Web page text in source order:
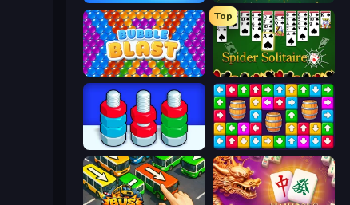
Bubble Blast
Top
Spider Solitaire
Tap Away Story